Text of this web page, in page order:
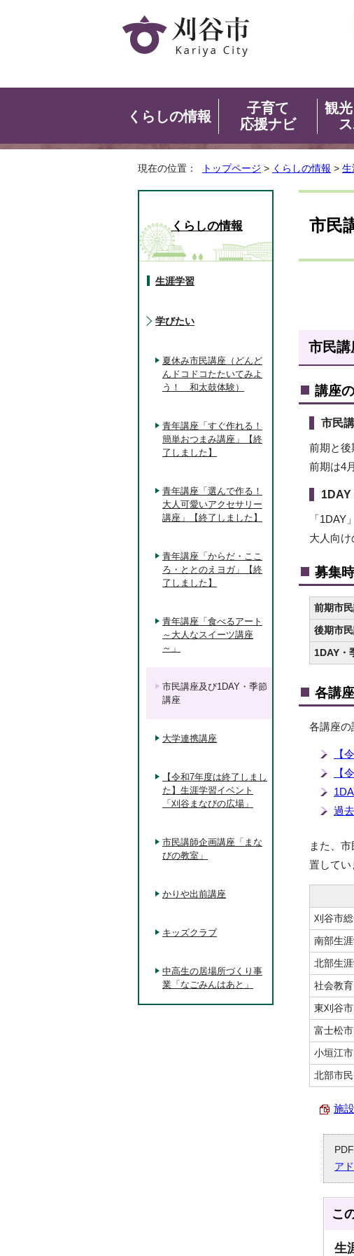
くらしの情報
子育て
応援ナビ
観
現在の位置： トップページ > くらしの情報 > 生
市民
市民講
講座
市民
前期と後
前期は4
1DAY
「1DAY
大人向け
募集
前期市
後期市
1DAY・
各講
各講座の
【
【
過
また、
置してい
刈谷市
南部生
北部生
社会教
東刈谷
富士松
小垣江
北部市
施
ア
こ
生
くらしの情報
生涯学習
学びたい
夏休み市民講座（どんど
んドコドコたたいてみよ
う！ 和太鼓体験）
青年講座「すぐ作れる！
簡単おつまみ講座」【終
了しました】
青年講座「選んで作る！
大人可愛いアクセサリー
講座」【終了しました】
青年講座「からだ・ここ
ろ・ととのえヨガ」【終
了しました】
青年講座「食べるアート
～大人なスイーツ講座
～」
市民講座及び1DAY・季節
講座
大学連携講座
【令和7年度は終了しまし
た】生涯学習イベント
「刈谷まなびの広場」
市民講師企画講座「まな
びの教室」
かりや出前講座
キッズクラブ
中高生の居場所づくり事
業「なごみんはあと」